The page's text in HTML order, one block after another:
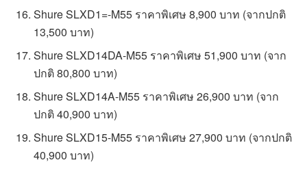
Shure SLXD1=-M55 ราคาพิเศษ 8,900 บาท (จากปกติ
13,500 บาท)
Shure SLXD14DA-M55 ราคาพิเศษ 51,900 บาท (จาก
ปกติ 80,800 บาท)
Shure SLXD14A-M55 ราคาพิเศษ 26,900 บาท (จาก
ปกติ 40,900 บาท)
Shure SLXD15-M55 ราคาพิเศษ 27,900 บาท (จากปกติ
40,900 บาท)